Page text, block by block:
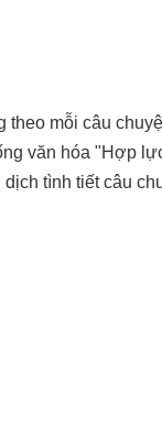
mỗi câu
văn hóa "Hợp
tình tiết câu